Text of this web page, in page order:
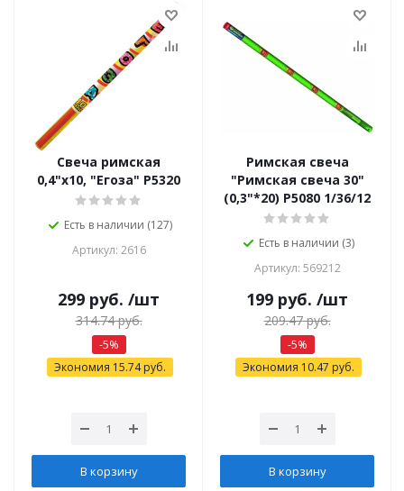
Свеча римская
0,4"х10, "Егоза" Р5320
Есть в наличии (127)
Артикул: 2616
299 руб. /шт
314.74руб.
-5%
Экономия 15.74руб.
В корзину
Римская свеча
"Римская свеча 30"
(0,3"*20) Р5080 1/36/12
Есть в наличии (3)
Артикул: 569212
199 руб. /шт
209.47руб.
-5%
Экономия 10.47 руб.
В корзину